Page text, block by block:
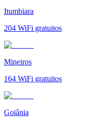
Itumbiara
204 WiFi gratuitos
Mineiros
164 WiFi gratuitos
Goiânia